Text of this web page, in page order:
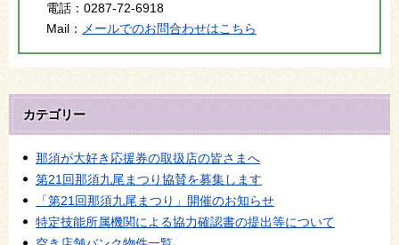
電話： 0287-72-6918
Mail：
メールでのお問合わせはこちら
カテゴリー
那須が大好き応援券の取扱店の皆さまへ
第21回那須九尾まつり協賛を募集します
「第21回那須九尾まつり」開催のお知らせ
特定技能所属機関による協力確認書の提出等について